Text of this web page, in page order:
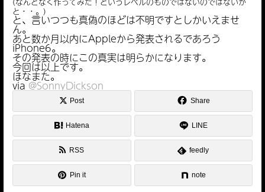
と・・。)
と、言いつつも真偽のほどは不明ですとしかいえませ
ん。
あと数か月以内にAppleから発表されるであろう
iPhone6。
その発表の時にこの真実は明らかになります。
今回は以上です。
ほなまた。
via@SonnyDickson
Post Share
Hatena LINE
RSS feedly
Pin it note